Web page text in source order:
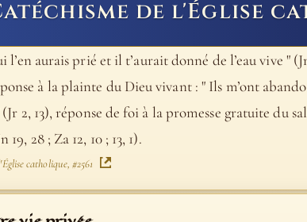
de l'Église
l’en aurais prié et il t’aurait donné de l’eau vive
à la plainte du Dieu vivant : " Ils m’ont
2, 13), réponse de foi à la promesse gratuite du
28 ; Za 12, 10 ; 13, 1).
catholique, #2561